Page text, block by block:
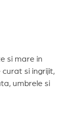
si mare in
si ingrijit,
umbrele si